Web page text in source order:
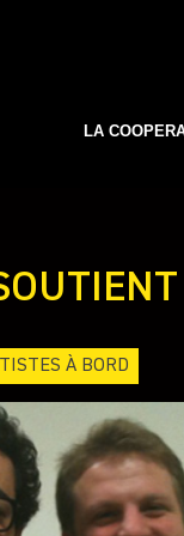
LA
À BORD